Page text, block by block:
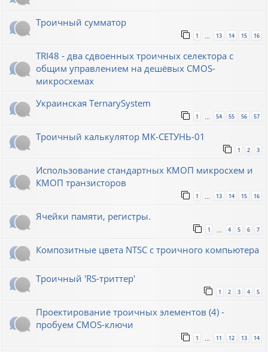
Троичный сумматор
1 13 14 15 16
TRI48 - два сдвоенных троичных селектора с
общим управлением на дешёвых CMOS-
микросхемах
Украинская TernarySystem
1 54 55 56 57
Троичный калькулятор МК-СЕТУНЬ-01
1 2 3
Использование стандартных КМОП микросхем и
КМОП транзисторов
1 13 14 15 16
Ячейки памяти, регистры.
1 … 4 5 6 7
Композитные цвета NTSC с троичного компьютера
Троичный 'RS-триттер'
1 2 3 4 5
Проектирование троичных элементов (4) -
пробуем CMOS-ключи
1 … 11 12 13 14